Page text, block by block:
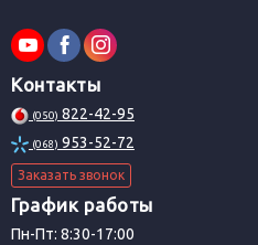
Контакты
(050) 822-42-95
(068) 953-52-72
Заказать звонок
График работы
Пн-Пт: 8:30-17:00